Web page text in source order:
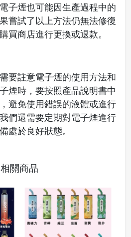
子煙也可能因生產過程中的
嘗試了以上方法仍無法修復
買商店進行更換或退款。
要註意電子煙的使用方法和
煙時，要按照產品說明書中
避免使用錯誤的液體或進行
們還需要定期對電子煙進行
處於良好狀態。
相關商品